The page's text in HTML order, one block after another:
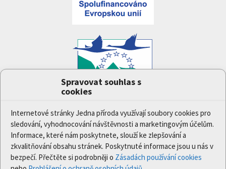
Spravovat souhlas s
cookies
Internetové stránky Jedna příroda využívají soubory cookies pro
sledování, vyhodnocování návštěvnosti a marketingovým účelům.
Informace, které nám poskytnete, slouží ke zlepšování a
zkvalitňování obsahu stránek. Poskytnuté informace jsou u nás v
bezpečí. Přečtěte si podrobněji o Zásadách používání cookies
LIFE17/IPE/CZ/000005) byl podpořen z finančního
nástroje Evropské unie LIFE.
Údaje a informace zveřejněné na těchto stránkách
vyjadřují názor či stanovisko pouze Ministerstva
životního prostředí a partnerů projektu. Evropská
komise není odpovědná za jakékoli použití informací